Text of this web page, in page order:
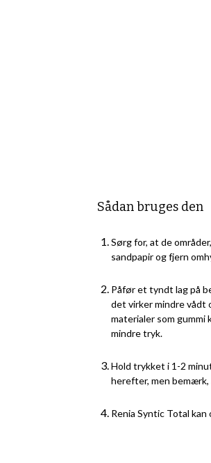
Sådan bruges den
Sørg for, at de
sandpapir og fjern
Påfør et tyndt lag på
det virker mindre
materialer som
mindre tryk.
Hold trykket i 1-2
herefter, men
Renia Syntic Total